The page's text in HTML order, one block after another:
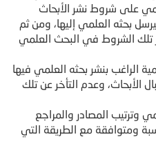
على شروط نشر الأبحاث
بحثه العلمي إليها، ومن ثم
تلك الشروط في البحث العلمي
الراغب بنشر بحثه العلمي فيها
الأبحاث، وعدم التأخر عن تلك
وترتيب المصادر والمراجع
ومتوافقة مع الطريقة التي